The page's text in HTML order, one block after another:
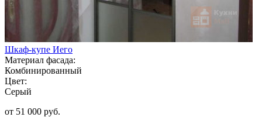
Шкаф-купе Иего
Материал фасада:
Комбинированный
Цвет:
Серый
от 51 000 руб.